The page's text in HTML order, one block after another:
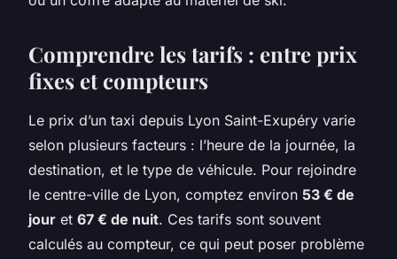
Comprendre les tarifs : entre prix
fixes et compteurs
Le prix d’un taxi depuis Lyon Saint-Exupéry varie
selon plusieurs facteurs : l’heure de la journée, la
destination, et le type de véhicule. Pour rejoindre
le centre-ville de Lyon, comptez environ 53 € de
jour et 67 € de nuit. Ces tarifs sont souvent
calculés au compteur, ce qui peut poser problème